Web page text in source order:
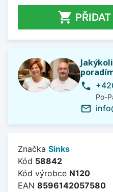

phone
Po-
mail_outline
Značka Sinks
Kód 58842
Kód výrobce N120
EAN 8596142057580